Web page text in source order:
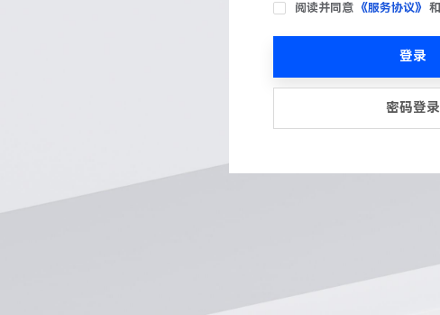
阅读并同意 《服务协议》 和
登录
密码登录